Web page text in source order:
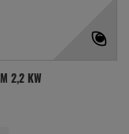
2,2 KW